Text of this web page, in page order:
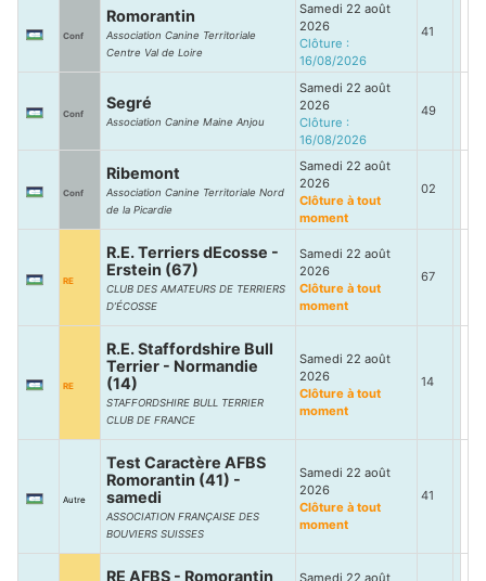
Conf
Romorantin
Association Canine Territoriale
Centre Val de Loire
Samedi 22 août
2026
Clôture :
16/08/2026
41
Conf
Segré
Association Canine Maine Anjou
Samedi 22 août
2026
Clôture :
16/08/2026
49
Conf
Ribemont
Association Canine Territoriale Nord
de la Picardie
Samedi 22 août
2026
Clôture à tout
moment
02
RE
R.E. Terriers dEcosse -
Erstein (67)
CLUB DES AMATEURS DE TERRIERS
D’ÉCOSSE
Samedi 22 août
2026
Clôture à tout
moment
67
RE
R.E. Staffordshire Bull
Terrier - Normandie
(14)
STAFFORDSHIRE BULL TERRIER
CLUB DE FRANCE
Samedi 22 août
2026
Clôture à tout
moment
14
Autre
Test Caractère AFBS
Romorantin (41) -
samedi
ASSOCIATION FRANÇAISE DES
BOUVIERS SUISSES
Samedi 22 août
2026
Clôture à tout
moment
41
RE AFBS - Romorantin Samedi 22 août